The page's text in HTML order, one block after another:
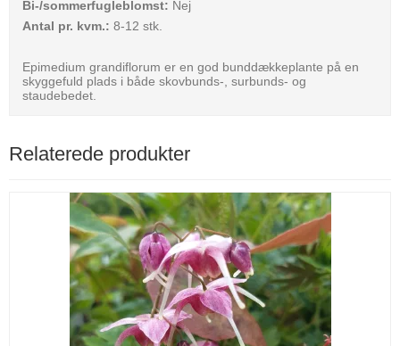
Bi-/sommerfugleblomst: Nej
Antal pr. kvm.: 8-12 stk.
Epimedium grandiflorum er en god bunddækkeplante på en
skyggefuld plads i både skovbunds-, surbunds- og
staudebedet.
Relaterede produkter